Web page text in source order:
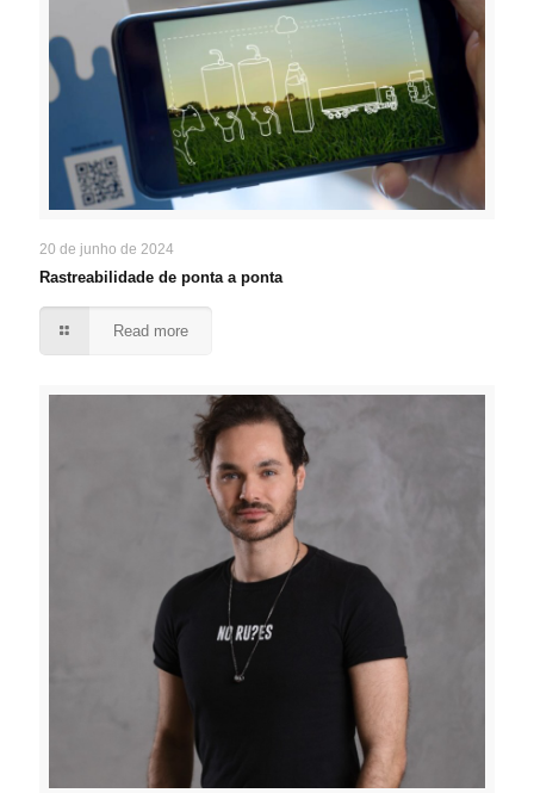
20 de junho de 2024
Rastreabilidade de ponta a ponta
Read more